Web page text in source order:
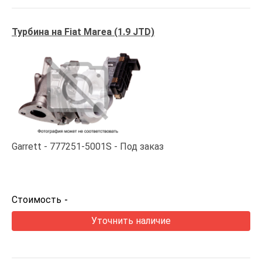
Турбина на Fiat Marea (1.9 JTD)
Garrett 777251-5001S Под заказ
Стоимость -
Уточнить наличие